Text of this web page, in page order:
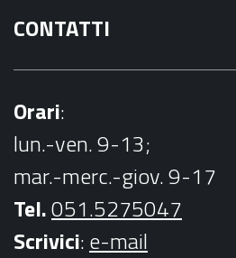
CONTATTI
Orari:
lun.-ven. 9-13;
mar.-merc.-giov. 9-17
Tel.051.5275047
Scrivici:e-mail